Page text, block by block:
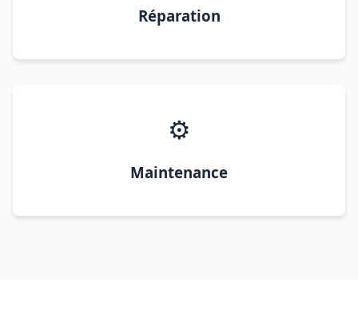
Réparation
⚙️
Maintenance